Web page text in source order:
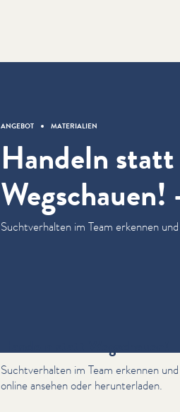
ANGEBOT MATERIALIEN
Handeln statt
Suchtver­hal­ten im Team erkennen
Suchtver­hal­ten im Team erkennen
online ansehen oder herun­ter­laden.